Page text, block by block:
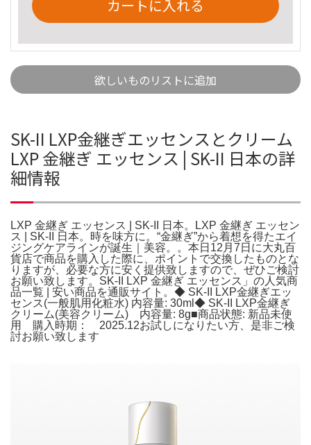
カートに入れる
欲しいものリストに追加
SK-II LXP金継ぎエッセンスとクリーム
LXP 金継ぎ エッセンス | SK-II 日本の詳
細情報
LXP 金継ぎ エッセンス | SK-II 日本。LXP 金継ぎ エッセン
ス | SK-II 日本。時を味方に。“金継ぎ”から着想を得たエイ
ジングケアラインが誕生｜美容。。本日12月7日に大丸百
貨店で商品を購入した際に、ポイントで交換したものとな
りますが、必要な方に安く提供致しますので、ぜひご検討
お願い致します。SK-II LXP 金継ぎ エッセンス」の人気商
品一覧 | 安い商品を通販サイト。◆ SK-II LXP金継ぎエッ
センス(一般肌用化粧水) 内容量: 30ml◆ SK-II LXP金継ぎ
クリーム(美容クリーム) 内容量: 8g■商品状態: 新品未使
用 購入時期： 2025.12お試しになりたい方、是非ご検
討お願い致します